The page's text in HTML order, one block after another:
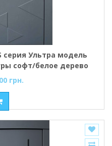
серия Ультра модель
софт/белое дерево
грн.